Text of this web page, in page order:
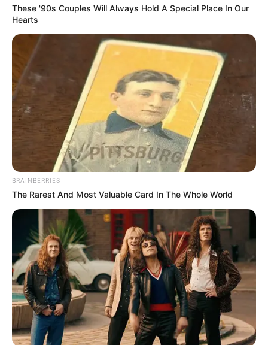
These '90s Couples Will Always Hold A Special Place In Our
Hearts
BRAINBERRIES
The Rarest And Most Valuable Card In The Whole World